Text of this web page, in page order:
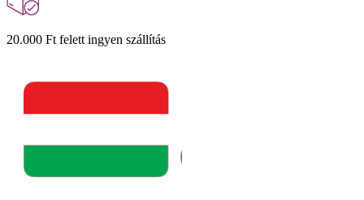
20.000 Ft felett ingyen szállítás